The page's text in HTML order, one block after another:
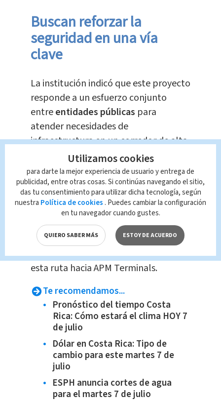
Buscan reforzar la
seguridad en una vía
clave
La institución indicó que este proyecto
responde a un esfuerzo conjunto
entreentidades públicas para
atender necesidades de
infraestructura en un corredor de alta
relevancia para laactividad logística
comercial del país.
Con larehabilitacióndel alumbrado,
las autoridades esperan fortalecer la
seguridad vial y ofrecer mejores
condiciones detránsitopara los miles
de usuarios que utilizan diariamente
esta ruta hacia APM Terminals.
Te recomendamos...
Pronóstico del tiempo Costa
Rica: Cómo estará el clima HOY 7
de julio
Dólar en Costa Rica: Tipo de
cambio para este martes 7 de
julio
ESPH anuncia cortes de agua
para el martes 7 de julio
Utilizamos cookies
para darte la mejor experiencia de usuario y entrega de
publicidad, entre otras cosas. Si continúas navegando el sitio,
das tu consentimiento para utilizar dicha tecnología, según
nuestra Política de cookies . Puedes cambiar la configuración
en tu navegador cuando gustes.
QUIERO SABER MÁS ESTOY DE ACUERDO